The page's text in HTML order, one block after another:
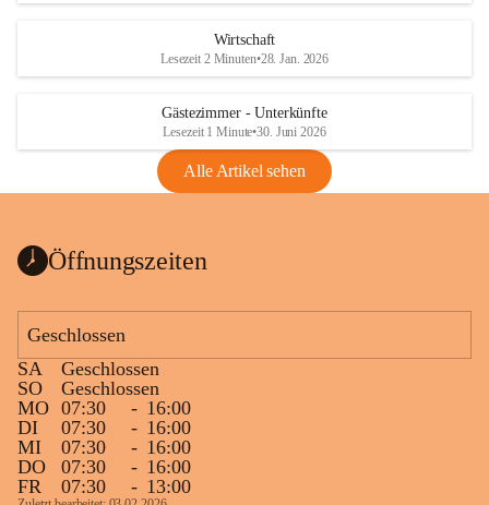
Wirtschaft
Lesezeit 2 Minuten•28. Jan. 2026
Gästezimmer - Unterkünfte
Lesezeit 1 Minute•30. Juni 2026
Alle Artikel sehen
Öffnungszeiten
Geschlossen
SA
Geschlossen
SO
Geschlossen
MO 07:30 - 16:00
DI
07:30 - 16:00
MI
07:30 - 16:00
DO
07:30 - 16:00
FR
07:30 - 13:00